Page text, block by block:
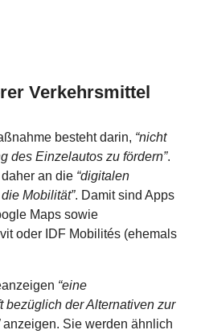
Verkehrsmittel
besteht darin, “nicht
des Einzelautos zu fördern”.
an die “digitalen
Mobilität”. Damit sind Apps
Maps sowie
oder IDF Mobilités (ehemals
“eine
der Alternativen zur
anzeigen. Sie werden ähnlich